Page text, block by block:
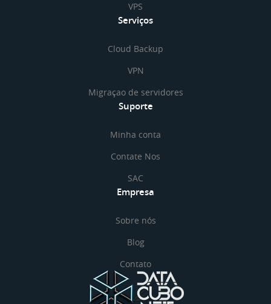
VPS
Serviços
Cloud Backup
VPN
Migraçao de servidores
Suporte
Minha conta
Contate Nos
SAC
Empresa
Sobre nós
Blog
Contato